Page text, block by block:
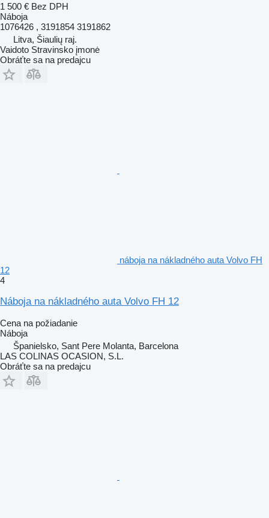
1 500 € Bez DPH
Náboja
1076426 , 3191854 3191862
Litva, Šiaulių raj.
Vaidoto Stravinsko įmonė
Obráťte sa na predajcu
náboja na nákladného auta Volvo FH
12
4
Náboja na nákladného auta Volvo FH 12
Cena na požiadanie
Náboja
Španielsko, Sant Pere Molanta, Barcelona
LAS COLINAS OCASION, S.L.
Obráťte sa na predajcu